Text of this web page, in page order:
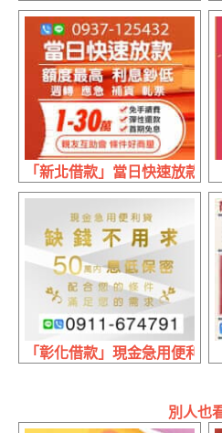
「新北借款」當日快速放款
「彰化借款」現金急用便利
別人也